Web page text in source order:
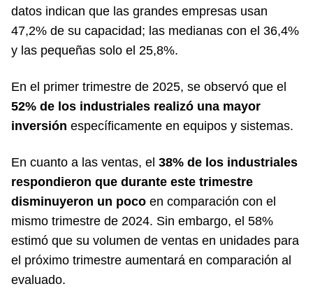
datos indican que las grandes empresas usan
47,2% de su capacidad; las medianas con el 36,4%
y las pequeñas solo el 25,8%.
En el primer trimestre de 2025, se observó que el
52% de los industriales realizó una mayor
inversión específicamente en equipos y sistemas.
En cuanto a las ventas, el 38% de los industriales
respondieron que durante este trimestre
disminuyeron un poco en comparación con el
mismo trimestre de 2024. Sin embargo, el 58%
estimó que su volumen de ventas en unidades para
el próximo trimestre aumentará en comparación al
evaluado.